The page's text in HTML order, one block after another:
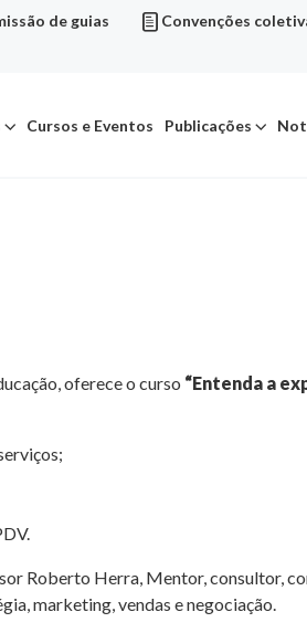
de guias Convenções
Cursos e Eventos Publicações
oferece o curso “Entenda a
Roberto Herra, Mentor, consultor,
marketing, vendas e negociação.